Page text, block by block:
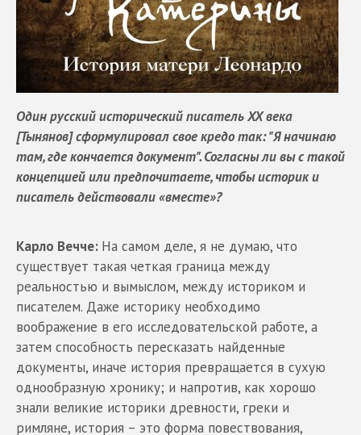
Один русский исторический писатель XX века
[Тынянов] сформулировал свое кредо так: "Я начинаю
там, где кончается документ". Согласны ли вы с такой
концепцией или предпочитаете, чтобы историк и
писатель действовали «вместе»?
Карло Вечче: На самом деле, я не думаю, что
существует такая четкая граница между
реальностью и вымыслом, между историком и
писателем. Даже историку необходимо
воображение в его исследовательской работе, а
затем способность пересказать найденные
документы, иначе история превращается в сухую
однообразную хронику; и напротив, как хорошо
знали великие историки древности, греки и
римляне, история – это форма повествования,